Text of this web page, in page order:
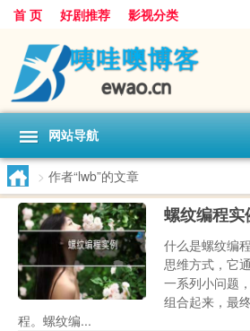
首 页 好剧推荐 影视分类
网站导航
> 作者“lwb”的文章
螺纹编程实
什么是螺纹编
思维方式，它
一系列小问题
组合起来，最
程。螺纹编...